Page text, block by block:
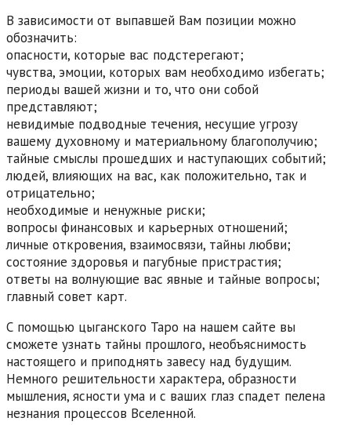
В зависимости от выпавшей Вам позиции можно
обозначить:
опасности, которые вас подстерегают;
чувства, эмоции, которых вам необходимо избегать;
периоды вашей жизни и то, что они собой
представляют;
невидимые подводные течения, несущие угрозу
вашему духовному и материальному благополучию;
тайные смыслы прошедших и наступающих событий;
людей, влияющих на вас, как положительно, так и
отрицательно;
необходимые и ненужные риски;
вопросы финансовых и карьерных отношений;
личные откровения, взаимосвязи, тайны любви;
состояние здоровья и пагубные пристрастия;
ответы на волнующие вас явные и тайные вопросы;
главный совет карт.
С помощью цыганского Таро на нашем сайте вы
сможете узнать тайны прошлого, необъяснимость
настоящего и приподнять завесу над будущим.
Немного решительности характера, образности
мышления, ясности ума и с ваших глаз спадет пелена
незнания процессов Вселенной.